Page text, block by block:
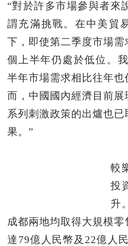
“對於許多市場參與者來
謂充滿挑戰。在中美貿
下，即使第二季度市場需
個上半年仍處於低位。
半年市場需求相比往年也
而，中國國內經濟目前
系列刺激政策的出爐也
果。”
較
投
升
成都兩地均取得大規模零
達79億人民幣及22億人